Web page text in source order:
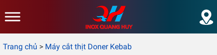
Trang chủ > Máy cắt thịt Doner Kebab